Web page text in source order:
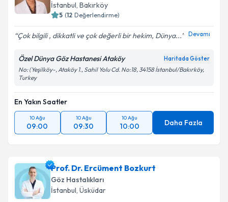
İstanbul, Bakırköy
5 (12 Değerlendirme)
Çok bilgili , dikkatli ve çok değerli bir hekim, Dünya... Devamı
Özel Dünya Göz Hastanesi Ataköy Haritada Göster
No: (Yeşilköy-, Ataköy 1., Sahil Yolu Cd. No:18, 34158 İstanbul/Bakırköy,
Turkey
En Yakın Saatler
10 Ağu
09:00
10 Ağu
09:30
10 Ağu
10:00 Daha Fazla
Prof. Dr. Ercüment Bozkurt
Göz Hastalıkları
İstanbul, Üsküdar